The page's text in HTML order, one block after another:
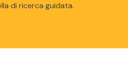
di ricerca guidata.